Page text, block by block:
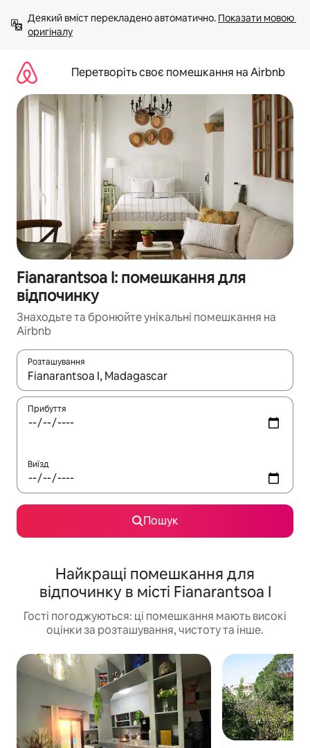
вмісту
Деякий вміст перекладено автоматично. Показати мовою
оригіналу
Перетворіть своє помешкання на Airbnb
Fianarantsoa I: помешкання для
відпочинку
Знаходьте та бронюйте унікальні помешкання на
Airbnb
Розташування
Отримавши результати пошуку, використовуйте для
Прибуття
Виїзд
Пошук
Найкращі помешкання для
відпочинку в місті Fianarantsoa I
Гості погоджуються: ці помешкання мають високі
оцінки за розташування, чистоту та інше.